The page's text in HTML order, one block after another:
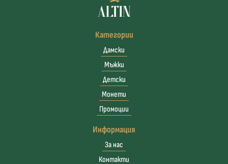
Категории
Дамски
Мъжки
Детски
Монети
Промоции
Информация
За нас
Контакти